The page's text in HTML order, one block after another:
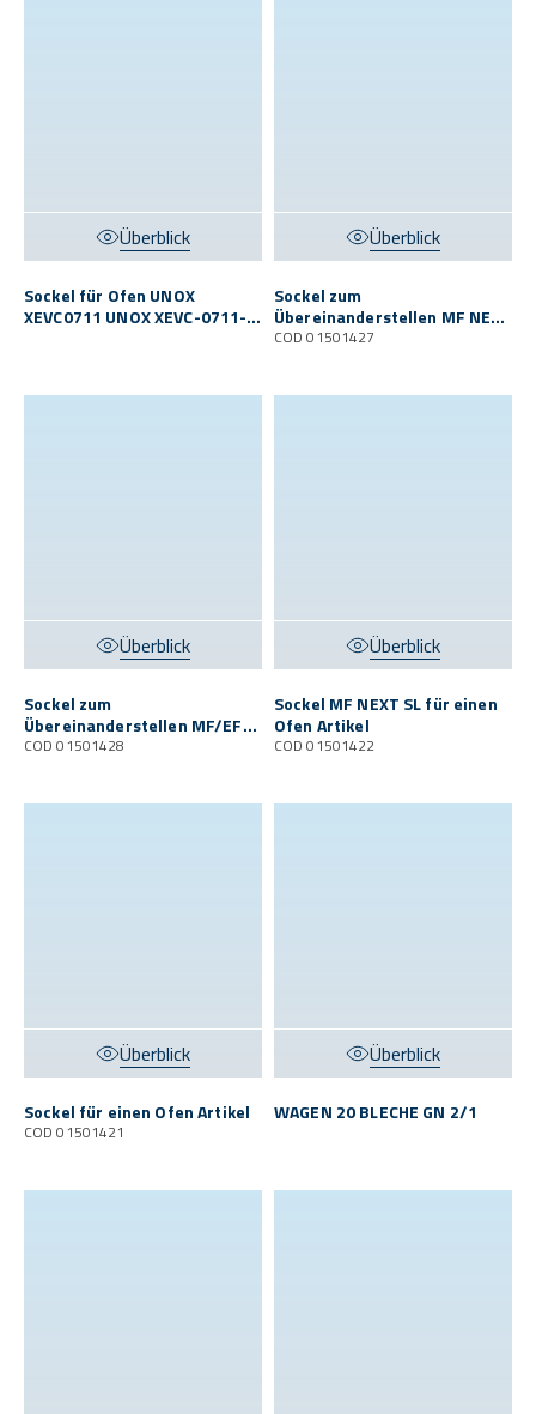
Überblick
Sockel für Ofen UNOX
XEVC0711 UNOX XEVC-0711-
Überblick
Sockel zum
Übereinanderstellen MF NEXT
SL Artikel
COD 01501427
Überblick
Sockel zum
Übereinanderstellen MF/EF
NEXT S Artikel
COD 01501428
Überblick
Sockel MF NEXT SL für einen
Ofen Artikel
COD 01501422
Überblick
Sockel für einen Ofen Artikel
COD 01501421
Überblick
WAGEN 20 BLECHE GN 2/1